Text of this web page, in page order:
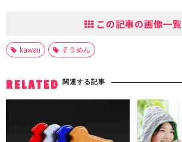
この記事の画像一覧
kawaii そうめん
RELATED 関連する記事